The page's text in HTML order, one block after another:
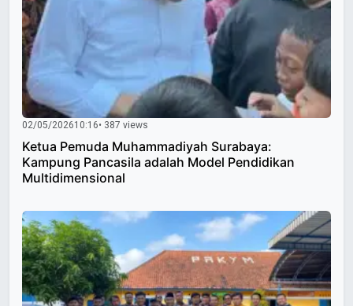
02/05/202610:16• 387 views
Ketua Pemuda Muhammadiyah Surabaya:
Kampung Pancasila adalah Model Pendidikan
Multidimensional